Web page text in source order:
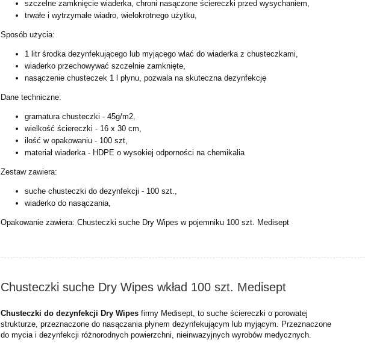
szczelne zamknięcie wiaderka, chroni nasączone ściereczki przed wysychaniem,
trwałe i wytrzymałe wiadro, wielokrotnego użytku,
Sposób użycia:
1 litr środka dezynfekującego lub myjącego wlać do wiaderka z chusteczkami,
wiaderko przechowywać szczelnie zamknięte,
nasączenie chusteczek 1 l płynu, pozwala na skuteczna dezynfekcję
Dane techniczne:
gramatura chusteczki - 45g/m2,
wielkość ściereczki - 16 x 30 cm,
ilość w opakowaniu - 100 szt,
materiał wiaderka - HDPE o wysokiej odporności na chemikalia
Zestaw zawiera:
suche chusteczki do dezynfekcji - 100 szt.,
wiaderko do nasączania,
Opakowanie zawiera:Chusteczki suche Dry Wipes w pojemniku 100 szt. Medisept
Chusteczki suche Dry Wipes wkład 100 szt. Medisept
Chusteczki do dezynfekcji Dry Wipesfirmy Medisept, to suche ściereczki o porowatej
strukturze, przeznaczone do nasączania płynem dezynfekującym lub myjącym. Przeznaczone
do mycia i dezynfekcji różnorodnych powierzchni, nieinwazyjnych wyrobów medycznych.